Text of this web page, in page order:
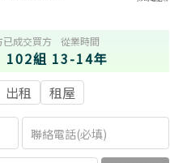
已成交買方
102組
從業時間
13-14年
出租 租屋